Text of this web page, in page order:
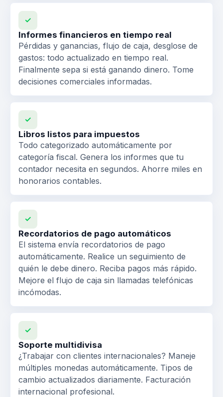
✓
Informes financieros en tiempo real
Pérdidas y ganancias, flujo de caja, desglose de
gastos: todo actualizado en tiempo real.
Finalmente sepa si está ganando dinero. Tome
decisiones comerciales informadas.
✓
Libros listos para impuestos
Todo categorizado automáticamente por
categoría fiscal. Genera los informes que tu
contador necesita en segundos. Ahorre miles en
honorarios contables.
✓
Recordatorios de pago automáticos
El sistema envía recordatorios de pago
automáticamente. Realice un seguimiento de
quién le debe dinero. Reciba pagos más rápido.
Mejore el flujo de caja sin llamadas telefónicas
incómodas.
✓
Soporte multidivisa
¿Trabajar con clientes internacionales? Maneje
múltiples monedas automáticamente. Tipos de
cambio actualizados diariamente. Facturación
internacional profesional.